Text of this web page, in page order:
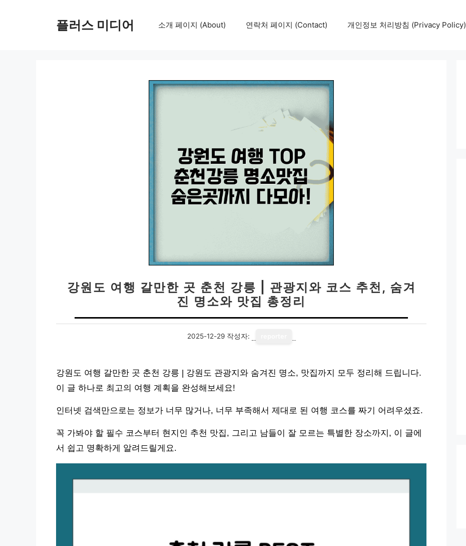
플러스 미디어 소개 페이지 (About) 연락처 페이지 (Contact) 개인정보 처리방침 (Privacy Policy)
강원도 여행 갈만한 곳 춘천 강릉 | 관광지와 코스 추천, 숨겨
진 명소와 맛집 총정리
2025-12-29 작성자:
강원도 여행 갈만한 곳 춘천 강릉 | 강원도 관광지와 숨겨진 명소, 맛집까지 모두 정리해 드립니다.
이 글 하나로 최고의 여행 계획을 완성해보세요!
인터넷 검색만으로는 정보가 너무 많거나, 너무 부족해서 제대로 된 여행 코스를 짜기 어려우셨죠.
꼭 가봐야 할 필수 코스부터 현지인 추천 맛집, 그리고 남들이 잘 모르는 특별한 장소까지, 이 글에
서 쉽고 명확하게 알려드릴게요.